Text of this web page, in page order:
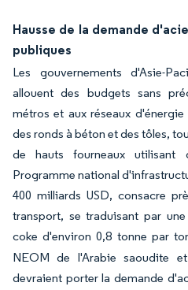
Hausse de la demande
publiques
Les gouvernements d'Asie-
allouent des budgets sans
métros et aux réseaux
des ronds à béton et des tôles,
de hauts fourneaux utilisant
Programme national
400 milliards USD, consacre
transport, se traduisant par
coke d'environ 0,8 tonne par
NEOM de l'Arabie saoudite
devraient porter la demande